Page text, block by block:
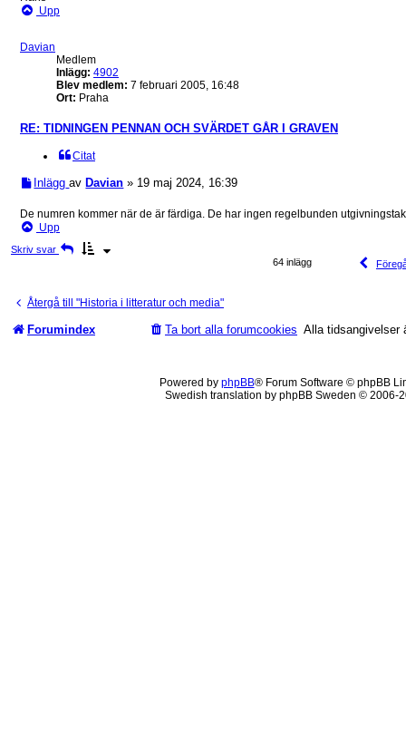
Upp
Davian
Medlem
Inlägg: 4902
Blev medlem: 7 februari 2005, 16:48
Ort: Praha
RE: TIDNINGEN PENNAN OCH SVÄRDET GÅR I GRAVEN
Citat
Inlägg avDavian » 19 maj 2024, 16:39
De numren kommer när de är färdiga. De har ingen regelbunden
Upp
Skriv svar
64 inlägg
Återgå till "Historia i litteratur och media"
Forumindex Alla tidsangivelser
Ta bort alla forumcookies
Powered by phpBB® Forum Software © phpBB
Swedish translation by phpBB Sweden © 2006-